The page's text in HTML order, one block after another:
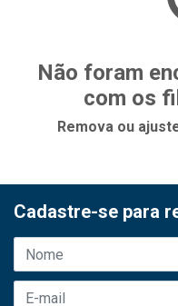
Não foram
com os
Remova ou
Cadastre-se para